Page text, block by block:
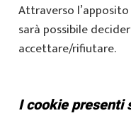
Attraverso
sarà possibile
accettare/rifiutare.
I cookie presenti